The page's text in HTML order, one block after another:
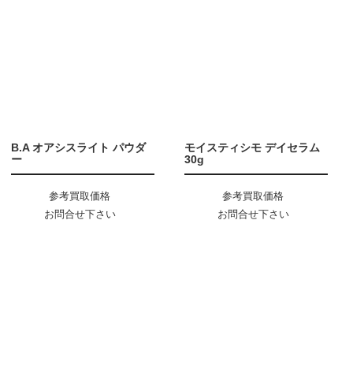
B.A オアシスライト パウダ
ー
参考買取価格
お問合せ下さい
モイスティシモ デイセラム
30g
参考買取価格
お問合せ下さい